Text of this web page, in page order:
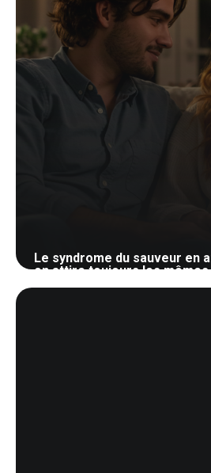
Le syndrome du sauveur en
on attire toujours les mêmes